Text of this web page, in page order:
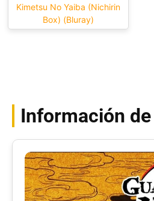
Kimetsu No Yaiba (Nichirin
Box) (Bluray)
Información